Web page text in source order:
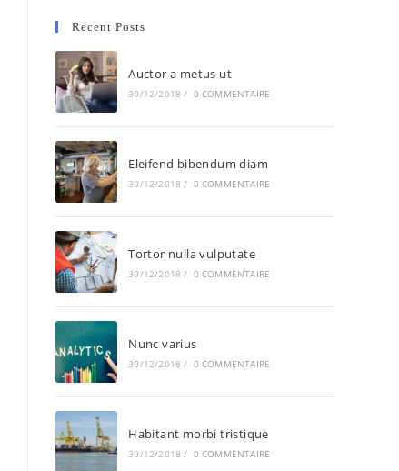
Recent Posts
Auctor a metus ut
30/12/2018 / 0 COMMENTAIRE
Eleifend bibendum diam
30/12/2018 / 0 COMMENTAIRE
Tortor nulla vulputate
30/12/2018 / 0 COMMENTAIRE
Nunc varius
30/12/2018 / 0 COMMENTAIRE
Habitant morbi tristique
30/12/2018 / 0 COMMENTAIRE